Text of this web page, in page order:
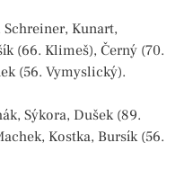
Schreiner, Kunart,
(66. Klimeš), Černý (70.
(56. Vymyslický).
Sýkora, Dušek (89.
Kostka, Bursík (56.